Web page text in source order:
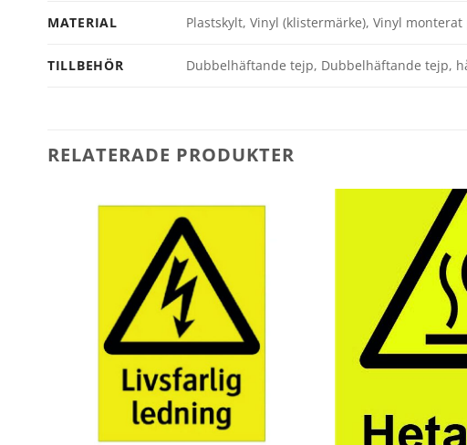
MATERIAL Plastskylt, Vinyl (klistermärke), Vinyl
TILLBEHÖR Dubbelhäftande tejp, Dubbelhäftande tejp,
RELATERADE PRODUKTER